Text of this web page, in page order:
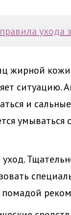
ухода
жирной кожи
ситуацию.
и